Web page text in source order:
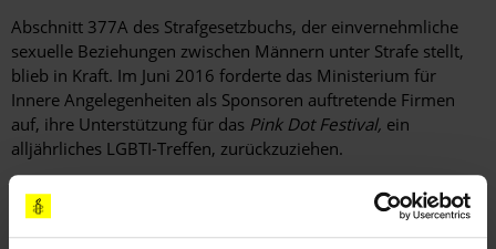
Abschnitt 377A des Strafgesetzbuchs, der einvernehmliche
sexuelle Beziehungen zwischen Männern unter Strafe stellt,
blieb in Kraft. Im Juni 2016 forderte das Ministerium für
Innere Angelegenheiten als Sponsoren auftretende Firmen
auf, ihre Unterstützung für das Pink Dot Festival, ein
alljährliches LGBTI-Treffen, zurückzuziehen.
BERICHTE VON AMNESTY INTERNATIONAL